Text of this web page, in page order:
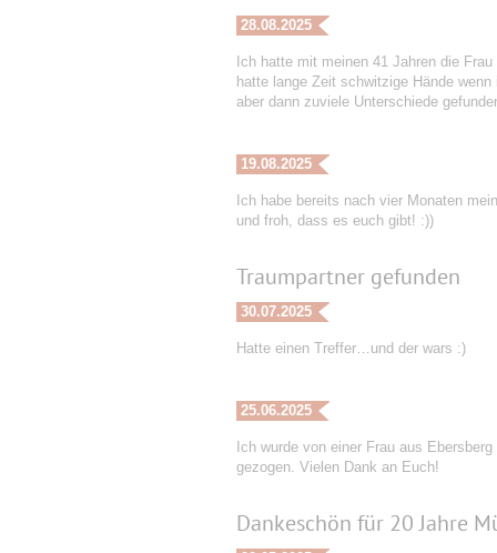
28.08.2025
Ich hatte mit meinen 41 Jahren die
hatte lange Zeit schwitzige Hände
aber dann zuviele Unterschiede
19.08.2025
Ich habe bereits nach vier Monaten
und froh, dass es euch gibt! :))
Traumpartner gefunden
30.07.2025
Hatte einen Treffer…und der wars :)
25.06.2025
Ich wurde von einer Frau aus
gezogen. Vielen Dank an Euch!
Dankeschön für 20 Jahre